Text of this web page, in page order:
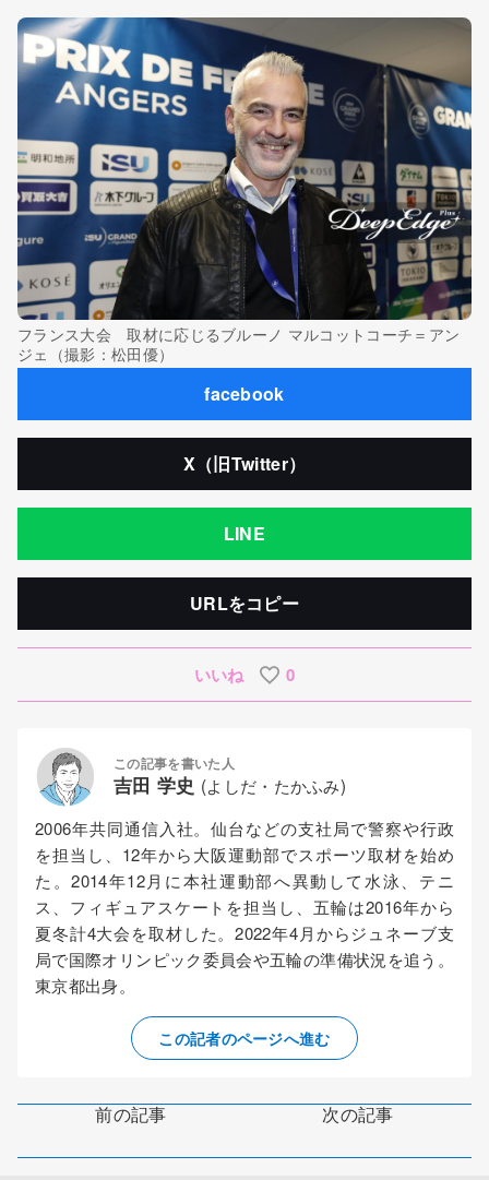
フランス大会 取材に応じるブルーノ マルコットコーチ＝アン
ジェ（撮影：松田優）
facebook
X（旧Twitter）
LINE
URLをコピー
いいね 0
この記事を書いた人
吉田 学史 (よしだ・たかふみ)
2006年共同通信入社。仙台などの支社局で警察や行政
を担当し、12年から大阪運動部でスポーツ取材を始め
た。2014年12月に本社運動部へ異動して水泳、テニ
ス、フィギュアスケートを担当し、五輪は2016年から
夏冬計4大会を取材した。2022年4月からジュネーブ支
局で国際オリンピック委員会や五輪の準備状況を追う。
東京都出身。
この記者のページへ進む
前の記事 次の記事